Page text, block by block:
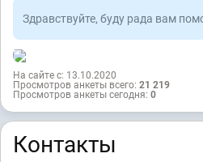
Здравствуйте, буду рада вам
На сайте с: 13.10.2020
Просмотров анкеты всего: 21 219
Просмотров анкеты сегодня: 0
Контакты